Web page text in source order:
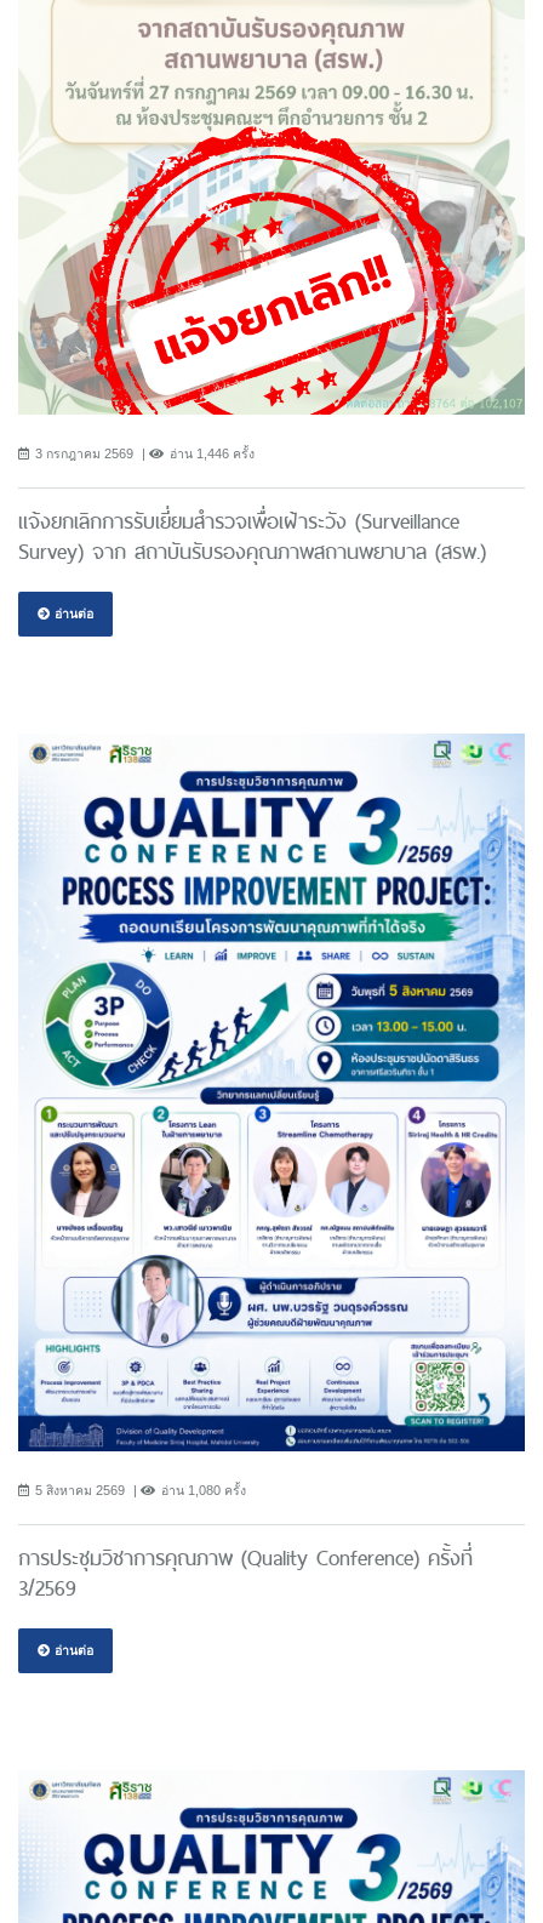
3 กรกฎาคม 2569 อ่าน 1,446 ครั้ง
แจ้งยกเลิกการรับเยี่ยมสำรวจเพื่อเฝ้าระวัง (Surveillance
Survey) จาก สถาบันรับรองคุณภาพสถานพยาบาล (สรพ.)
อ่านต่อ
5 สิงหาคม 2569 อ่าน 1,080 ครั้ง
การประชุมวิชาการคุณภาพ (Quality Conference) ครั้งที่
3/2569
อ่านต่อ